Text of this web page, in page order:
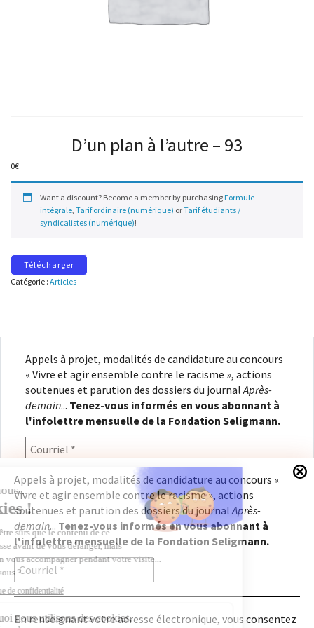
D’un plan à l’autre – 93
0€
Want a discount? Become a member by purchasing Formule
intégrale, Tarif ordinaire (numérique) orTarif étudiants /
syndicalistes (numérique)!
Télécharger
Catégorie : Articles
Appels à projet, modalités de candidature au concours
« Vivre et agir ensemble contre le racisme », actions
soutenues et parution des dossiers du journal Après-
demain... Tenez-vous informés en vous abonnant à
l'infolettre mensuelle de la Fondation Seligmann.
En renseignant votre adresse électronique, vous
consentez à recevoir l'infolettre de la Fondation
Seligmann, conformément à notrepolitique de
confidentialité. Il vous sera possible de vous
désabonner à tout moment.
Appels à projet, modalités de candidature au concours «
Vivre et agir ensemble contre le racisme », actions
soutenues et parution des dossiers du journalAprès-
demain... Tenez-vous informés en vous abonnant à
l'infolettre mensuelle de la Fondation Seligmann.
En renseignant votre adresse électronique, vous consentez